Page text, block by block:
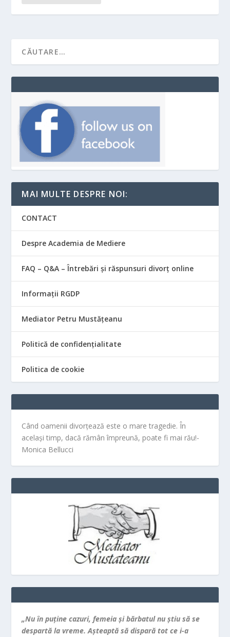
MAI MULTE DESPRE NOI:
CONTACT
Despre Academia de Mediere
FAQ – Q&A – Întrebări și răspunsuri divorț online
Informații RGDP
Mediator Petru Mustățeanu
Politică de confidențialitate
Politica de cookie
Când oamenii divorțează este o mare tragedie. În
același timp, dacă rămân împreună, poate fi mai rău!-
Monica Bellucci
„Nu în puţine cazuri, femeia şi bărbatul nu ştiu să se
despartă la vreme. Aşteaptă să dispară tot ce i-a